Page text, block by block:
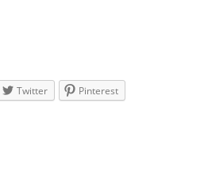
Twitter
Pinterest